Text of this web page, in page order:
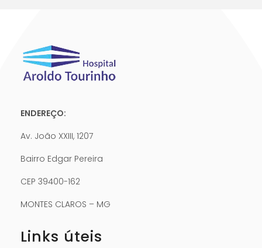
ENDEREÇO:
Av. João XXIII, 1207
Bairro Edgar Pereira
CEP 39400-162
MONTES CLAROS – MG
Links úteis